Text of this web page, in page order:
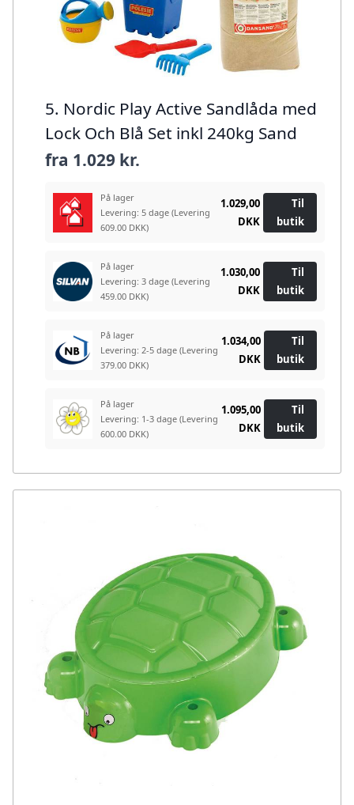
5. Nordic Play Active Sandlåda med
Lock Och Blå Set inkl 240kg Sand
fra 1.029 kr.
På lager
Levering: 5 dage (Levering
609.00 DKK)
1.029,00
DKK
Til
butik
På lager
Levering: 3 dage (Levering
459.00 DKK)
1.030,00
DKK
Til
butik
På lager
Levering: 2-5 dage (Levering
379.00 DKK)
1.034,00
DKK
Til
butik
På lager
Levering: 1-3 dage (Levering
600.00 DKK)
1.095,00
DKK
Til
butik